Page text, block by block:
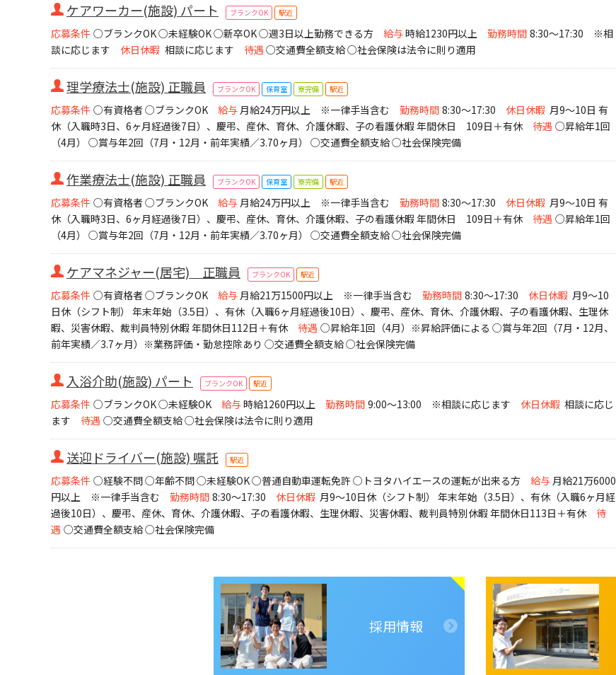
ケアワーカー(施設) パート ブランクOK 駅近
応募条件 ○ブランクOK ○未経験OK ○新卒OK ○週3日以上勤務できる方 給与時給1230円以上 勤務時間 8:30～17:30 ※相
談に応じます
休日休暇 相談に応じます 待遇 ○交通費全額支給 ○社会保険は法令に則り適用
理学療法士(施設) 正職員 ブランクOK 保育室 寮完備 駅近
応募条件 ○有資格者 ○ブランクOK 給与 月給24万円以上 ※一律手当含む 勤務時間 8:30～17:30 休日休暇 月9～10日 有
休（入職時3日、6ヶ月経過後7日）、慶弔、産休、育休、介護休暇、子の看護休暇 年間休日 109日＋有休
待遇 ○昇給年1回
（4月） ○賞与年2回（7月・12月・前年実績／3.70ヶ月） ○交通費全額支給 ○社会保険完備
作業療法士(施設) 正職員 ブランクOK 保育室 寮完備 駅近
応募条件 ○有資格者 ○ブランクOK 給与 月給24万円以上 ※一律手当含む 勤務時間 8:30～17:30 休日休暇 月9～10日 有
休（入職時3日、6ヶ月経過後7日）、慶弔、産休、育休、介護休暇、子の看護休暇 年間休日 109日＋有休
待遇 ○昇給年1回
（4月） ○賞与年2回（7月・12月・前年実績／3.70ヶ月） ○交通費全額支給 ○社会保険完備
ケアマネジャー(居宅) 正職員 ブランクOK 駅近
応募条件 ○有資格者 ○ブランクOK 給与 月給21万1500円以上 ※一律手当含む 勤務時間 8:30～17:30 休日休暇 月9～10
日休（シフト制） 年末年始（3.5日）、有休（入職6ヶ月経過後10日）、慶弔、産休、育休、介護休暇、子の看護休暇、生理休
暇、災害休暇、裁判員特別休暇 年間休日112日＋有休
待遇 ○昇給年1回（4月）※昇給評価による ○賞与年2回（7月・12月、
前年実績／3.7ヶ月）※業務評価・勤怠控除あり ○交通費全額支給 ○社会保険完備
入浴介助(施設) パート ブランクOK 駅近
応募条件 ○ブランクOK ○未経験OK 給与時給1260円以上 勤務時間 9:00～13:00 ※相談に応じます 休日休暇 相談に応じ
ます
待遇 ○交通費全額支給 ○社会保険は法令に則り適用
送迎ドライバー(施設) 嘱託 駅近
応募条件 ○経験不問 ○年齢不問 ○未経験OK ○普通自動車運転免許 ○トヨタハイエースの運転が出来る方 給与 月給21万6000
円以上 ※一律手当含む
勤務時間 8:30～17:30 休日休暇 月9～10日休（シフト制） 年末年始（3.5日）、有休（入職6ヶ月経
過後10日）、慶弔、産休、育休、介護休暇、子の看護休暇、生理休暇、災害休暇、裁判員特別休暇 年間休日113日＋有休
待
遇 ○交通費全額支給 ○社会保険完備
採用情報